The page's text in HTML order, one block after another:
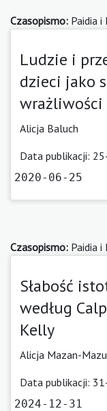
Czasopismo: Paidia
Ludzie i
dzieci jako
wrażliwości
Alicja Baluch
Data publikacji:
2020-06-25
Czasopismo: Paidia
Słabość
według
Kelly
Alicja Mazan-
Data publikacji:
2024-12-31